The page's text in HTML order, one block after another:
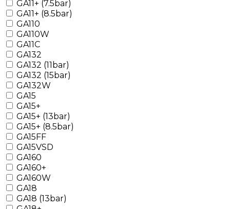
GA11+ (7.5bar)
GA11+ (8.5bar)
GA110
GA110W
GA11C
GA132
GA132 (11bar)
GA132 (15bar)
GA132W
GA15
GA15+
GA15+ (13bar)
GA15+ (8.5bar)
GA15FF
GA15VSD
GA160
GA160+
GA160W
GA18
GA18 (13bar)